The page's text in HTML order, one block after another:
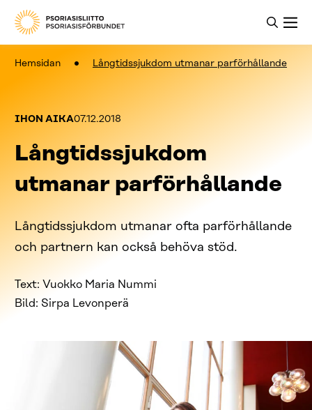
Hemsidan Långtidssjukdom utmanar parförhållande
Kategoriat:
IHON AIKAJulkaistu:
07.12.2018
Långtidssjukdom
utmanar parförhållande
Långtidssjukdom utmanar ofta parförhållande
och partnern kan också behöva stöd.
Text: Vuokko Maria Nummi
Bild: Sirpa Levonperä